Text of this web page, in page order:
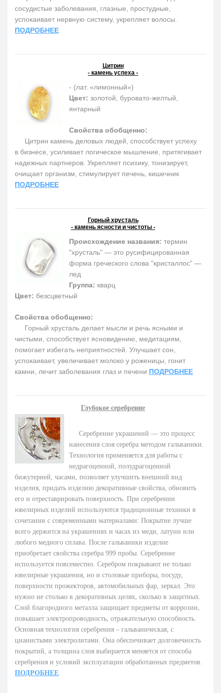
сосудистые заболевания, глазные, простудные,
успокаивает нервную систему, укрепляет волосы.
ПОДРОБНЕЕ
Цитрин
- камень успеха -
- (лат. «лимонный»)
Цвет: золотой, буровато-желтый,
янтарный
Свойства обобщенно:
Цитрин камень деловых людей, способствует успеху
в бизнесе, усиливает логическое мышление, притягивает
надежных партнеров. Укрепляет психику, тонизирует,
очищает организм, стимулирует печень, кишечник
ПОДРОБНЕЕ
Горный хрусталь
- камень ясности и чистоты -
Происхождение названия: термин
"хрусталь" — это русифицированная
форма греческого слова "кристаллос" —
лед
Группа: кварц
Цвет: безсцветный
Свойства обобщенно:
Горный хрусталь делает мысли и речь ясными и
чистыми, способствует ясновидению, медитациям,
помогает избегать неприятностей. Улучшает сон,
успокаивает, увеличивает молоко у роженицы, гонит
камни, лечит заболевания глаз и печени ПОДРОБНЕЕ
Глубокое серебрение
Серебрение украшений — это процесс
нанесения слоя серебра методом гальваники.
Технология применяется для работы с
недрагоценной, полудрагоценной
бижутерией, часами, позволяет улучшить внешний вид
изделия, придать изделию декоративные свойства, обновить
его и отреставрировать поверхность. При серебрении
ювелирных изделий используются традиционные техники в
сочетании с современными материалами: Покрытие лучше
всего держится на украшениях и часах из меди, латуни или
любого медного сплава. После гальваники изделие
приобретает свойства серебра 999 пробы. Серебрение
используется повсеместно. Серебром покрывают не только
ювелирные украшения, но и столовые приборы, посуду,
поверхности прожекторов, автомобильных фар, зеркал. Это
нужно не столько в декоративных целях, сколько в защитных.
Слой благородного металла защищает предметы от коррозии,
повышает электропроводность, отражательную способность.
Основная технология серебрения – гальваническая, с
цианистыми электролитами. Она обеспечивает долговечность
покрытий, а толщина слоя выбирается меняется от способа
серебрения и условий эксплуатации обработанных предметов.
ПОДРОБНЕЕ